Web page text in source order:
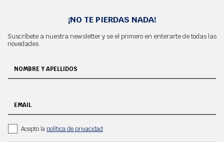
¡NO TE PIERDAS NADA!
Suscríbete a nuestra newsletter y se el primero en enterarte de todas las
novedades
NOMBRE Y APELLIDOS
EMAIL
Acepto la política de privacidad